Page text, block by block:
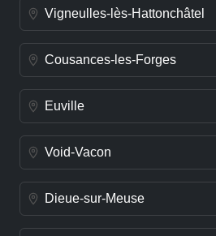
Vigneulles-lès-Hattonchâtel
Cousances-les-Forges
Euville
Void-Vacon
Dieue-sur-Meuse